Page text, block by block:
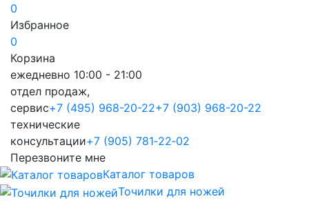
0
Избранное
0
Корзина
ежедневно 10:00 - 21:00
отдел продаж,
сервис+7 (495) 968-20-22+7 (903) 968-20-22
технические
консультации+7 (905) 781‑22‑02
Перезвоните мне
Каталог товаров
Точилки для ножей